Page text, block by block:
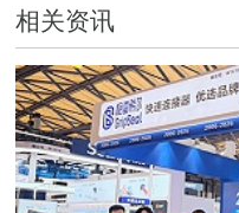
相关资讯